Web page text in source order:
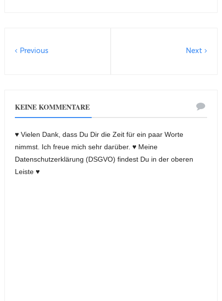
Next
Previous
KEINE KOMMENTARE
♥ Vielen Dank, dass Du Dir die Zeit für ein paar Worte
nimmst. Ich freue mich sehr darüber. ♥ Meine
Datenschutzerklärung (DSGVO) findest Du in der oberen
Leiste ♥